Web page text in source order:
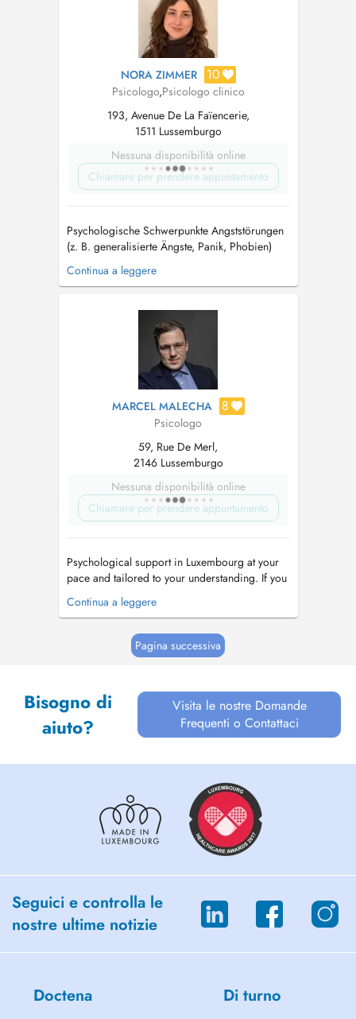
NORA ZIMMER 10
Psicologo,Psicologo clinico
193, Avenue De La Faïencerie,
1511 Lussemburgo
Nessuna disponibilità online
Chiamare per prendere appuntamento
Psychologische Schwerpunkte Angststörungen
(z. B. generalisierte Ängste, Panik, Phobien)
Zwangsstörungen Posttraumatische
Belastungsstörung (PTBS) Psychische
chronischen Erkrankungen Depressive
Verstimmungen und Depressionen Fragen rund
um Geschlechtsidentität...
Continua a leggere
MARCEL MALECHA 8
Psicologo
59, Rue De Merl,
2146 Lussemburgo
Nessuna disponibilità online
Chiamare per prendere appuntamento
Psychological support in Luxembourg at your
pace and tailored to your understanding. If you
are experiencing: Emotional difficulties such as
stress, anxiety, phobias, prolonged sadness, or
challenges in family, partnerships, work, or
general communi...
Continua a leggere
Pagina successiva
Bisogno di
aiuto?
Visita le nostre Domande
Frequenti o Contattaci
Seguici e controlla le
nostre ultime notizie
Doctena Di turno